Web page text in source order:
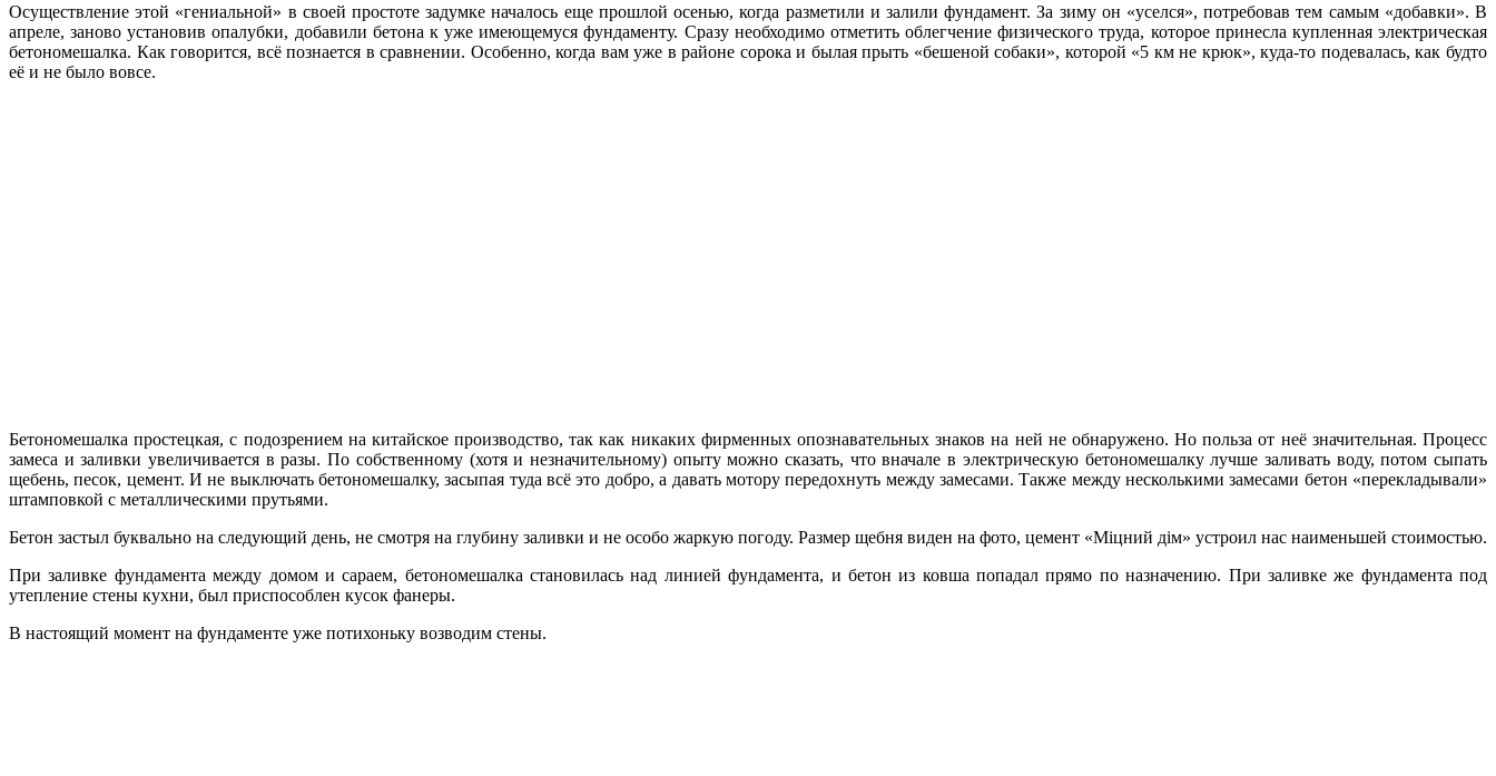
Осуществление этой «гениальной» в своей простоте задумке началось еще прошлой осенью, когда разметили и залили фундамент. За зиму он «уселся», потребовав тем самым «добавки». В
апреле, заново установив опалубки, добавили бетона к уже имеющемуся фундаменту. Сразу необходимо отметить облегчение физического труда, которое принесла купленная электрическая
бетономешалка. Как говорится, всё познается в сравнении. Особенно, когда вам уже в районе сорока и былая прыть «бешеной собаки», которой «5 км не крюк», куда-то подевалась, как будто
её и не было вовсе.
Бетономешалка простецкая, с подозрением на китайское производство, так как никаких фирменных опознавательных знаков на ней не обнаружено. Но польза от неё значительная. Процесс
замеса и заливки увеличивается в разы. По собственному (хотя и незначительному) опыту можно сказать, что вначале в электрическую бетономешалку лучше заливать воду, потом сыпать
щебень, песок, цемент. И не выключать бетономешалку, засыпая туда всё это добро, а давать мотору передохнуть между замесами. Также между несколькими замесами бетон «перекладывали»
штамповкой с металлическими прутьями.
Бетон застыл буквально на следующий день, не смотря на глубину заливки и не особо жаркую погоду. Размер щебня виден на фото, цемент «Міцний дім» устроил нас наименьшей стоимостью.
При заливке фундамента между домом и сараем, бетономешалка становилась над линией фундамента, и бетон из ковша попадал прямо по назначению. При заливке же фундамента под
утепление стены кухни, был приспособлен кусок фанеры.
В настоящий момент на фундаменте уже потихоньку возводим стены.